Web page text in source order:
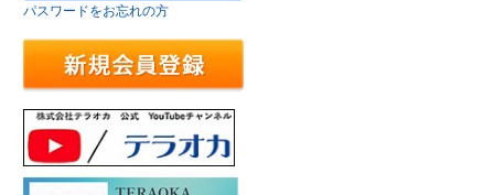
パスワードをお忘れの方